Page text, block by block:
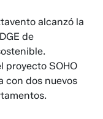
alcanzó la
de
proyecto SOHO
con dos nuevos